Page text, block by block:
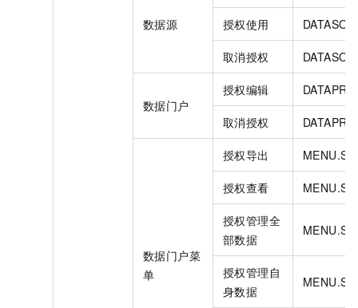
数据源 授权使用
取消授权
数据门户
授权编辑
取消授权
数据门户菜
单
授权导出
授权查看
授权管理全
部数据
授权管理自
身数据